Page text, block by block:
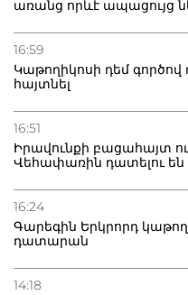
առանց որևէ ապացույց
16:59
Կաթողիկոսի դեմ
հայտնել
16:51
Իրավունքի բացահայտ
Վեհափառին դատելու
16:24
Գարեգին Երկրորդ
դատարան
14:18
Բաքվի բանտից գեներալ
Փաշինյանին